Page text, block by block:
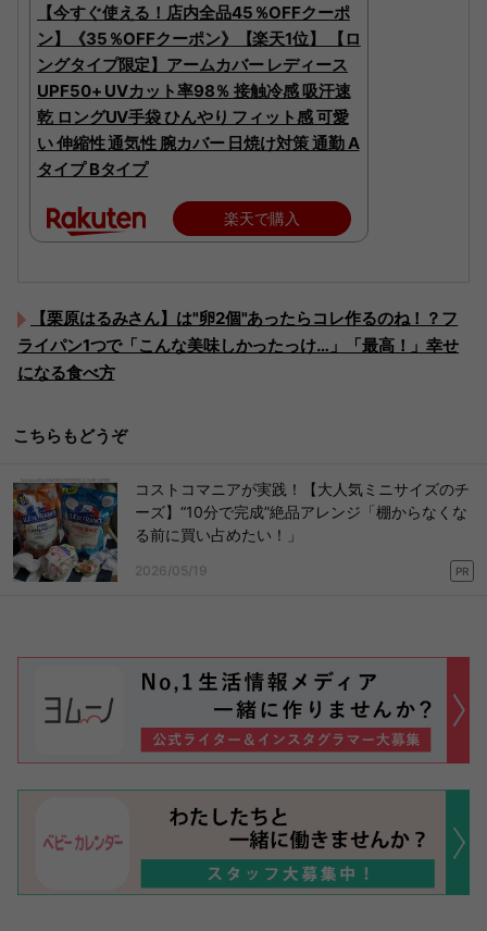
【今すぐ使える！店内全品45％OFFクーポ
ン】《35％OFFクーポン》【楽天1位】 【ロ
ングタイプ限定】アームカバー レディース
UPF50+ UVカット率98％ 接触冷感 吸汗速
乾 ロングUV手袋 ひんやり フィット感 可愛
い 伸縮性 通気性 腕カバー 日焼け対策 通勤 A
タイプ Bタイプ
楽天で購入
【栗原はるみさん】は"卵2個"あったらコレ作るのね！？フ
ライパン1つで「こんな美味しかったっけ…」「最高！」幸せ
になる食べ方
こちらもどうぞ
コストコマニアが実践！【大人気ミニサイズのチ
ーズ】“10分で完成”絶品アレンジ「棚からなくな
る前に買い占めたい！」
2026/05/19 PR